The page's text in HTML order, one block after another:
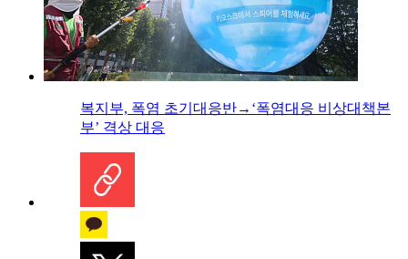
복지부, 폭염 초기대응반→‘폭염대응 비상대책본
부’ 격상 대응